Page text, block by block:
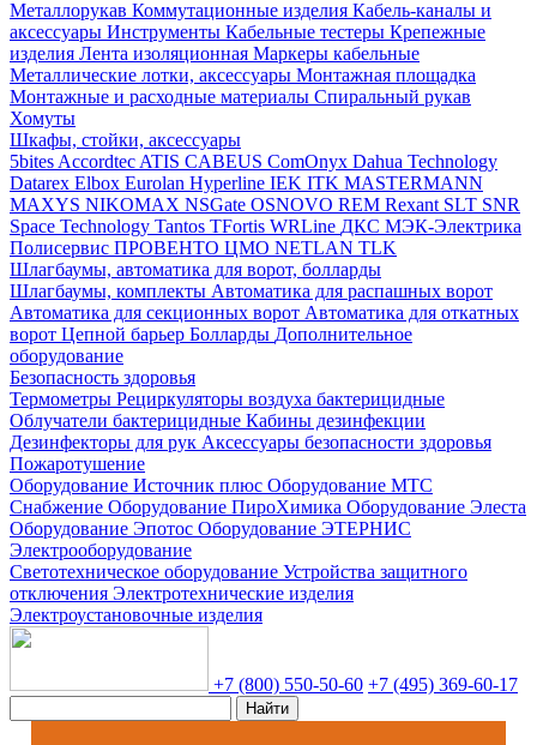
Металлорукав Коммутационные изделия Кабель-каналы и
аксессуары Инструменты Кабельные тестеры Крепежные
изделия Лента изоляционная Маркеры кабельные
Металлические лотки, аксессуары Монтажная площадка
Монтажные и расходные материалы Спиральный рукав
Хомуты
Шкафы, стойки, аксессуары
5bites Accordtec ATIS CABEUS ComOnyx Dahua Technology
Datarex Elbox Eurolan Hyperline IEK ITK MASTERMANN
MAXYS NIKOMAX NSGate OSNOVO REM Rexant SLT SNR
Space Technology Tantos TFortis WRLine ДКС МЭК-Электрика
Полисервис ПРОВЕНТО ЦМО NETLAN TLK
Шлагбаумы, автоматика для ворот, болларды
Шлагбаумы, комплекты Автоматика для распашных ворот
Автоматика для секционных ворот Автоматика для откатных
ворот Цепной барьер Болларды Дополнительное
оборудование
Безопасность здоровья
Термометры Рециркуляторы воздуха бактерицидные
Облучатели бактерицидные Кабины дезинфекции
Дезинфекторы для рук Аксессуары безопасности здоровья
Пожаротушение
Оборудование Источник плюс Оборудование МТС
Снабжение Оборудование ПироХимика Оборудование Элеста
Оборудование Эпотос Оборудование ЭТЕРНИС
Электрооборудование
Светотехническое оборудование Устройства защитного
отключения Электротехнические изделия
Электроустановочные изделия
+7 (800) 550-50-60 +7 (495) 369-60-17
Найти